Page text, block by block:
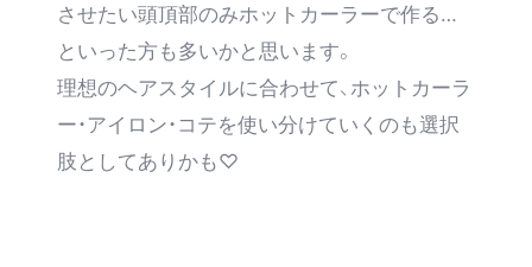
させたい頭頂部のみホットカーラーで作る…
といった方も多いかと思います。
理想のヘアスタイルに合わせて、ホットカーラ
ー・アイロン・コテを使い分けていくのも選択
肢としてありかも♡